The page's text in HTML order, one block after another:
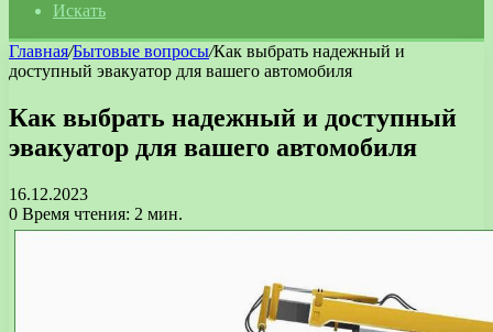
Искать
Главная/Бытовые вопросы/Как выбрать надежный и
доступный эвакуатор для вашего автомобиля
Как выбрать надежный и доступный
эвакуатор для вашего автомобиля
16.12.2023
0 Время чтения: 2 мин.